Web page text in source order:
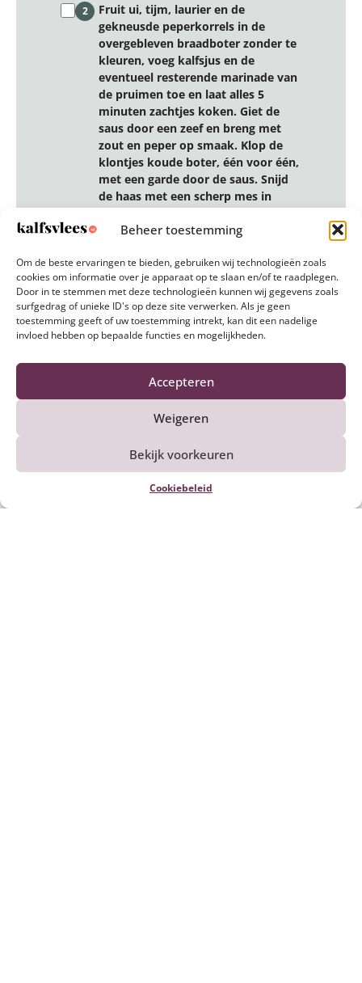
Beheer toestemming
Om de beste ervaringen te bieden, gebruiken wij technologieën zoals
cookies om informatie over je apparaat op te slaan en/of te raadplegen.
Door in te stemmen met deze technologieën kunnen wij gegevens zoals
surfgedrag of unieke ID's op deze site verwerken. Als je geen
toestemming geeft of uw toestemming intrekt, kan dit een nadelige
invloed hebben op bepaalde functies en mogelijkheden.
Accepteren
Weigeren
Bekijk voorkeuren
Cookiebeleid
2
Fruit ui, tijm, laurier en de
gekneusde peperkorrels in de
overgebleven braadboter zonder te
kleuren, voeg kalfsjus en de
eventueel resterende marinade van
de pruimen toe en laat alles 5
minuten zachtjes koken. Giet de
saus door een zeef en breng met
zout en peper op smaak. Klop de
klontjes koude boter, één voor één,
met een garde door de saus. Snijd
de haas met een scherp mes in
plakken.
Reset stappen
Ook lekker om te maken